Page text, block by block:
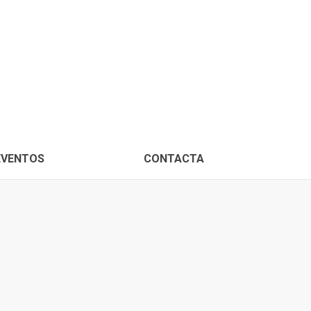
CONTACTA